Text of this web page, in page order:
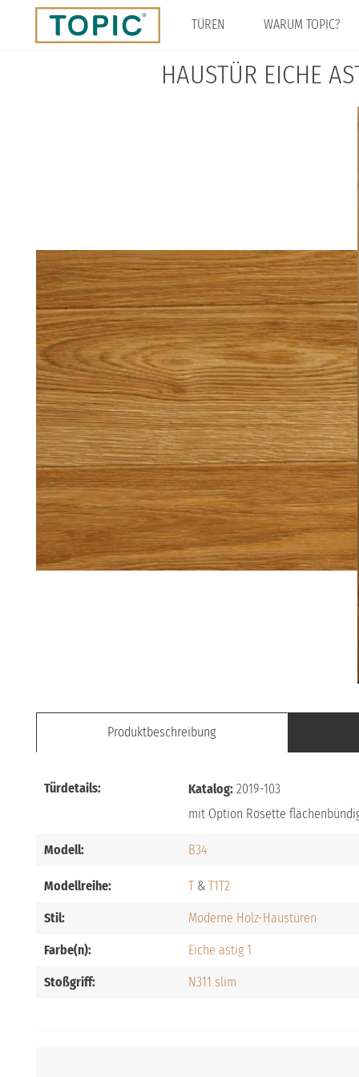
TÜREN WARUM TOPIC?
HAUSTÜR EICHE
Produktbeschreibung
Türdetails: Katalog:2019-103
mit Option Rosette
Modell: B34
Modellreihe: T T1T2
Stil: Moderne Holz-Haustüren
Farbe(n): Eiche astig 1
Stoßgriff: N311 slim